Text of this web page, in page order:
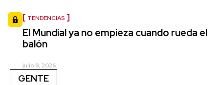
TENDENCIAS
El Mundial ya no empieza cuando rueda el
balón
julio 8, 2026
GENTE